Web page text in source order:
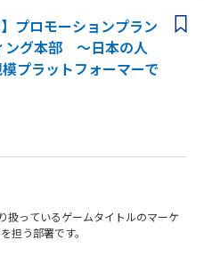
エンジニアなどとプロジェクトチー
パクトを与えることができます。
いプロダクトを自ら創る機会があり
裁量を持った仕事ができます。
まで一気通貫で関われる多様なプロ
領域で挑戦いただける環境です。
を徹底的に追求し、単にIPを消費す
自体の価値を最大化し、ファン層を
ています。
る方
、関係各所とのやり取りを円滑にで
きる柔軟性がある方
プロモーションプラン
ング本部 ～日本の人
プラットフォーマーで
扱っているゲームタイトルのマーケ
担う部署です。